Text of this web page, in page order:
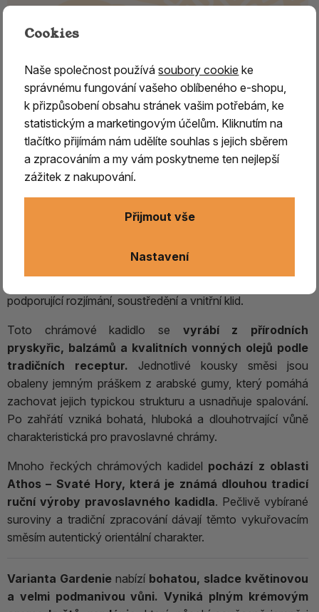
Kadidlo řecké chrámové Gardenie
Kadidlo řecké chrámové Gardenie – pravoslavná
vykuřovací směs
Řecké chrámové kadidlo Gardenie je tradiční
pravoslavná vykuřovací směs inspirovaná
atmosférou řeckých kostelů a klášterů.
modlitby, meditace a duchovní praxe. Jeho
podporující rozjímání, soustředění a vnitřní klid.
Toto chrámové kadidlo se vyrábí z přírodních
pryskyřic, balzámů a kvalitních vonných olejů podle
tradičních receptur. Jednotlivé kousky směsi jsou
obaleny jemným práškem z arabské gumy, který pomáhá
zachovat jejich typickou strukturu a usnadňuje spalování.
Po zahřátí vzniká bohatá, hluboká a dlouhotrvající vůně
charakteristická pro pravoslavné chrámy.
Mnoho řeckých chrámových kadidel pochází z oblasti
Athos – Svaté Hory, která je známá dlouhou tradicí
ruční výroby pravoslavného kadidla. Pečlivě vybírané
suroviny a tradiční zpracování dávají těmto vykuřovacím
směsím autentický orientální charakter.
Varianta Gardenie nabízí bohatou, sladce květinovou
a velmi podmanivou vůni. Vyniká plným krémovým
Cookies
Naše společnost používásoubory cookie ke
správnému fungování vašeho oblíbeného e-shopu,
k přizpůsobení obsahu stránek vašim potřebám, ke
statistickým a marketingovým účelům. Kliknutím na
tlačítko přijímám nám udělíte souhlas s jejich sběrem
a zpracováním a my vám poskytneme ten nejlepší
zážitek z nakupování.
Nastavení
Přijmout vše